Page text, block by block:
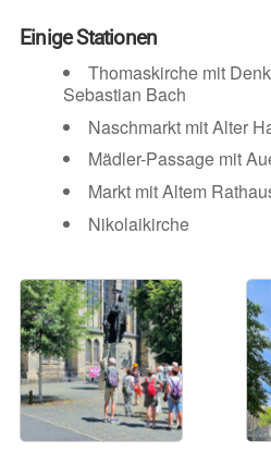
Einige Stationen
Thomaskirche mit
Sebastian Bach
Naschmarkt mit Alter
Mädler-Passage mit
Markt mit Altem
Nikolaikirche